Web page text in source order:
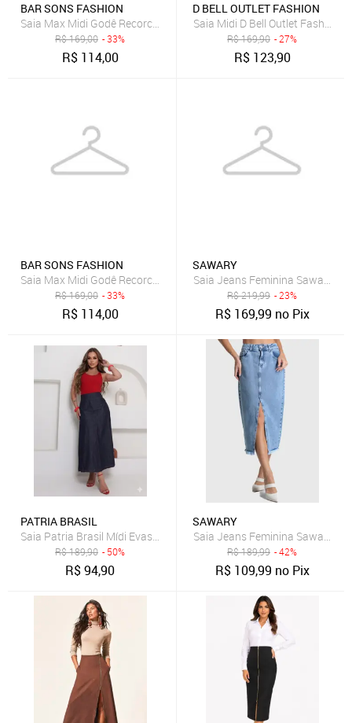
BAR SONS FASHION
Saia Max Midi Godê Recorco Assimetrico Cintura Alta em Linho
R$169,00 - 33%
R$ 114,00
D BELL OUTLET FASHION
Saia Midi D Bell Outlet Fashion
R$169,90 - 27%
R$ 123,90
BAR SONS FASHION
Saia Max Midi Godê Recorco Assimetrico Cintura Alta em Linho
R$169,00 - 33%
R$ 114,00
SAWARY
Saia Jeans Feminina Sawary
R$219,99 - 23%
R$ 169,99 no Pix
PATRIA BRASIL
Saia Patria Brasil Mídi Evasê de Jeans Feminina
R$189,90 - 50%
R$94,90
SAWARY
Saia Jeans Feminina Sawary
R$189,99 - 42%
R$ 109,99 no Pix